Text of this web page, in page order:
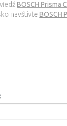
BOSCH Prisma
navštívte BOSCH